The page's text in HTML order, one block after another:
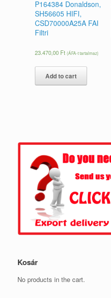
P164384 Donaldson,
SH56605 HIFI,
CSD70000A25A FAI
Filtri
23.470,00 Ft (ÁFA-t tartalmaz)
Add to cart
Kosár
No products in the cart.